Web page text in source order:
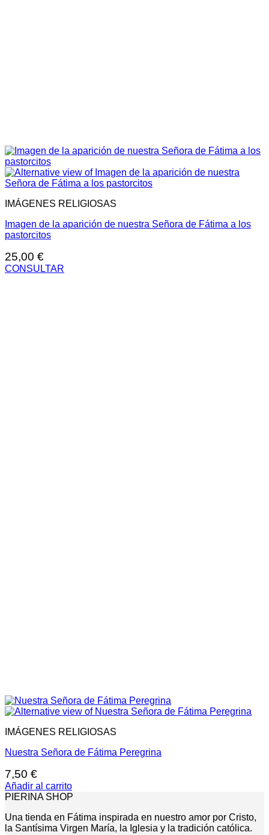
IMÁGENES RELIGIOSAS
Imagen de la aparición de nuestra Señora de Fátima a los
pastorcitos
25,00 €
CONSULTAR
IMÁGENES RELIGIOSAS
Nuestra Señora de Fátima Peregrina
7,50 €
Añadir al carrito
PIERINA SHOP
Una tienda en Fátima inspirada en nuestro amor por Cristo,
la Santísima Virgen María, la Iglesia y la tradición católica.